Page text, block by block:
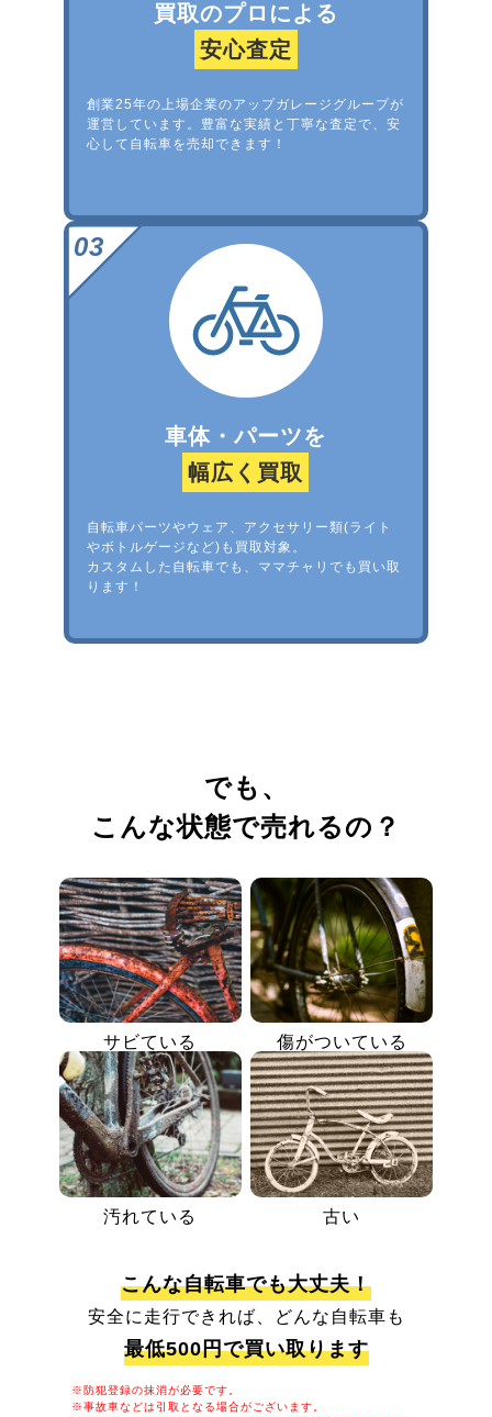
買取のプロによる
安心査定
創業25年の上場企業のアップガレージグループが
運営しています。豊富な実績と丁寧な査定で、安
心して自転車を売却できます！
車体・パーツを
幅広く買取
自転車パーツやウェア、アクセサリー類(ライト
やボトルゲージなど)も買取対象。
カスタムした自転車でも、ママチャリでも買い取
ります！
でも、
こんな状態で売れるの？
サビている 傷がついている
汚れている 古い
こんな自転車でも大丈夫！
安全に走行できれば、どんな自転車も
最低500円で買い取ります
※防犯登録の抹消が必要です。
※事故車などは引取となる場合がございます。